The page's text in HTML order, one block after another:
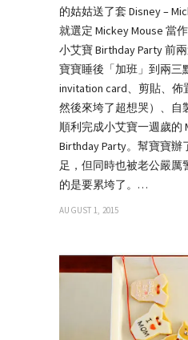
的姑姑送了套 Disney –
就選定 Mickey Mouse 當
小艾寶 Birthday Party 前
寶寶睡後「加班」到兩三
invitation card、剪貼、
然後來垮了超想哭）、自
順利完成小艾寶一週歲的
Birthday Party。幫寶寶
足，但同時也被老公嚴厲
的是要累垮了。…
AUGUST 1, 2015